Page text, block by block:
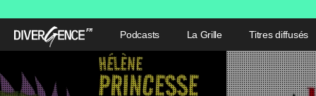
Podcasts La Grille Titres diffusés